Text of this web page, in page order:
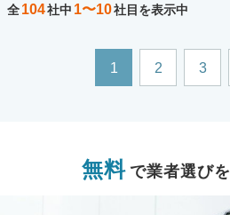
全104社中 1〜10社目を表示中
1 2 3
無料 で業者選びを